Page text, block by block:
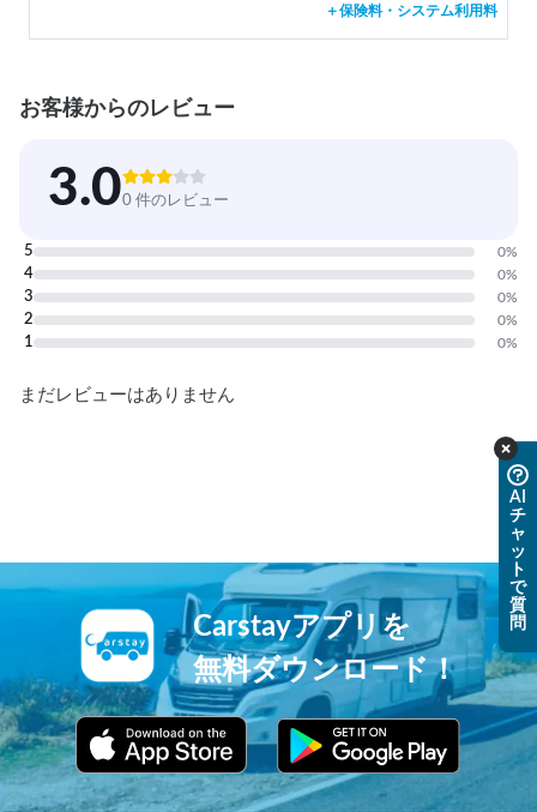
＋保険料・システム利用料
お客様からのレビュー
3.00 件のレビュー
5 0%
4 0%
3 0%
2 0%
1 0%
まだレビューはありません
AI
チ
ャ
ッ
ト
で
質
問
Carstayアプリを
無料ダウンロード！